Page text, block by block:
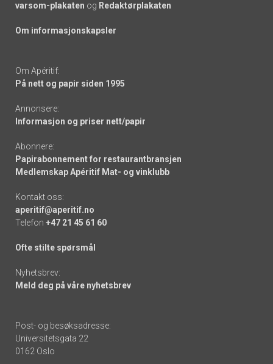
varsom-plakaten og Redaktørplakaten
Om informasjonskapsler
Om Apéritif:
På nett og papir siden 1995
Annonsere:
Informasjon og priser nett/papir
Abonnere:
Papirabonnement for restaurantbransjen
Medlemskap Apéritif Mat- og vinklubb
Kontakt oss:
aperitif@aperitif.no
Telefon +47 21 45 61 60
Ofte stilte spørsmål
Nyhetsbrev:
Meld deg på våre nyhetsbrev
Post- og besøksadresse:
Universitetsgata 22
0162 Oslo